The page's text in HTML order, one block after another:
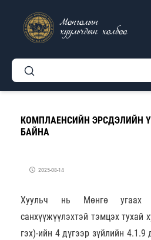
Монголын
хуульчдын холбоо
КОМПЛАЕНСИЙН ЭРСДЭЛИЙН
БАЙНА
2025-08-14
Хуульч нь Мөнгө угаах
санхүүжүүлэхтэй тэмцэх
гэх)-ийн 4 дүгээр зүйлийн 4.1.9